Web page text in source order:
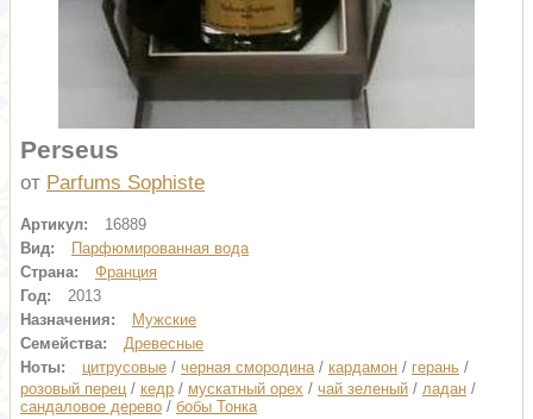
Perseus
от Parfums Sophiste
Артикул:
16889
Вид:
Парфюмированная вода
Страна:
Франция
Год:
2013
Назначения:
Мужские
Семейства:
Древесные
Ноты:
цитрусовые / черная смородина/ кардамон / герань /
розовый перец / кедр / мускатный орех / чай зеленый / ладан /
сандаловое дерево / бобы Тонка